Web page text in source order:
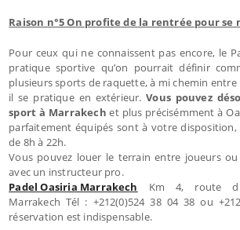
Raison n°5 On profite de la rentrée pour se
Pour ceux qui ne connaissent pas encore, le
pratique sportive qu’on pourrait définir
plusieurs sports de raquette, à mi chemin entre
il se pratique en extérieur.Vous pouvez
sport à Marrakech et plus précisémment à
parfaitement équipés sont à votre
de 8h à 22h.
Vous pouvez louer le terrain entre joueurs
avec un instructeur pro.
Padel Oasiria Marrakech Km 4, route
Marrakech Tél : +212(0)524 38 04 38 ou
réservation est indispensable.